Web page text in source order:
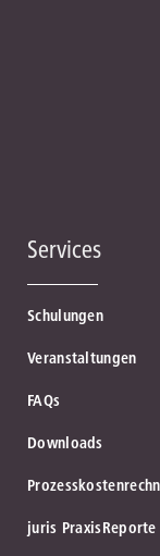
Services
Schulungen
Veranstaltungen
FAQs
Downloads
juris PraxisReporte